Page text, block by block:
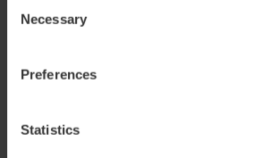
Selection
Necessary
Preferences
Statistics
10:00 - 20:00
Lunes
Entrada gratuita